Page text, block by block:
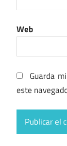
Web
Guarda
este